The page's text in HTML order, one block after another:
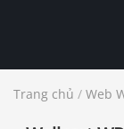
Trang chủ / Web